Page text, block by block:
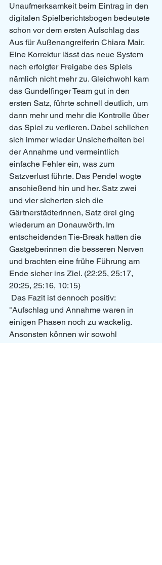
Unaufmerksamkeit beim Eintrag in den
digitalen Spielberichtsbogen bedeutete
schon vor dem ersten Aufschlag das
Aus für Außenangreiferin Chiara Mair.
Eine Korrektur lässt das neue System
nach erfolgter Freigabe des Spiels
nämlich nicht mehr zu. Gleichwohl kam
das Gundelfinger Team gut in den
ersten Satz, führte schnell deutlich, um
dann mehr und mehr die Kontrolle über
das Spiel zu verlieren. Dabei schlichen
sich immer wieder Unsicherheiten bei
der Annahme und vermeintlich
einfache Fehler ein, was zum
Satzverlust führte. Das Pendel wogte
anschießend hin und her. Satz zwei
und vier sicherten sich die
Gärtnerstädterinnen, Satz drei ging
wiederum an Donauwörth. Im
entscheidenden Tie-Break hatten die
Gastgeberinnen die besseren Nerven
und brachten eine frühe Führung am
Ende sicher ins Ziel. (22:25, 25:17,
20:25, 25:16, 10:15)
"Aufschlag und Annahme waren in
einigen Phasen noch zu wackelig.
Ansonsten können wir sowohl